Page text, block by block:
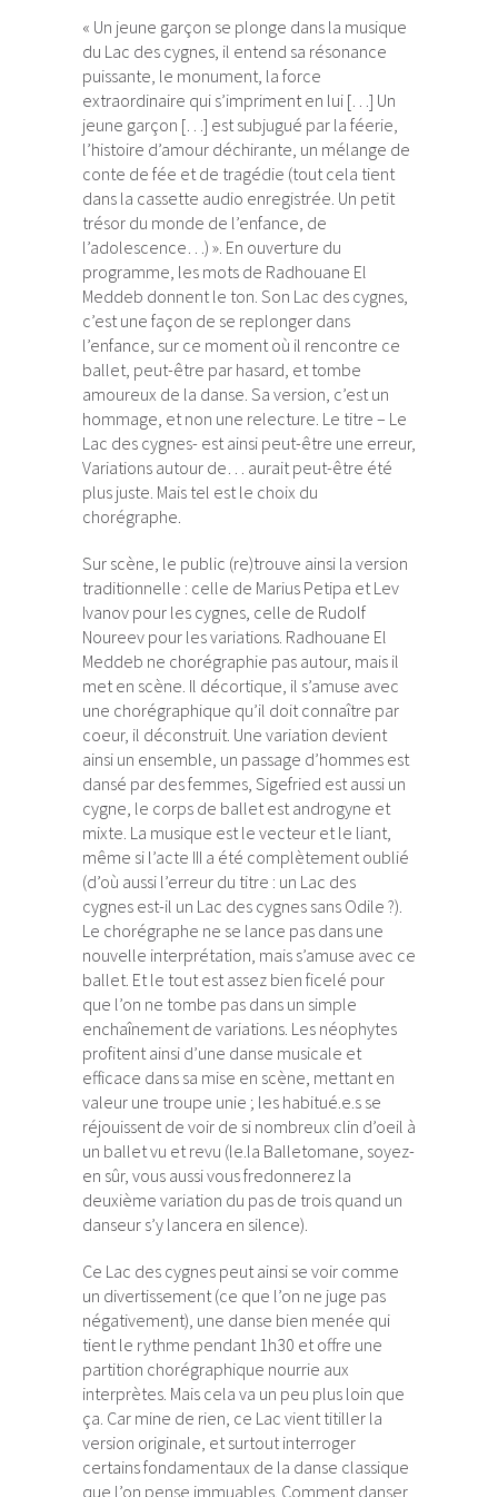
« Un jeune garçon se plonge dans la musique
du Lac des cygnes, il entend sa résonance
puissante, le monument, la force
extraordinaire qui s’impriment en lui […] Un
jeune garçon […] est subjugué par la féerie,
l’histoire d’amour déchirante, un mélange de
conte de fée et de tragédie (tout cela tient
dans la cassette audio enregistrée. Un petit
trésor du monde de l’enfance, de
l’adolescence…) ». En ouverture du
programme, les mots de Radhouane El
Meddeb donnent le ton. Son Lac des cygnes,
c’est une façon de se replonger dans
l’enfance, sur ce moment où il rencontre ce
ballet, peut-être par hasard, et tombe
amoureux de la danse. Sa version, c’est un
hommage, et non une relecture. Le titre – Le
Lac des cygnes- est ainsi peut-être une erreur,
Variations autour de… aurait peut-être été
plus juste. Mais tel est le choix du
chorégraphe.
Sur scène, le public (re)trouve ainsi la version
traditionnelle : celle de Marius Petipa et Lev
Ivanov pour les cygnes, celle de Rudolf
Noureev pour les variations. Radhouane El
Meddeb ne chorégraphie pas autour, mais il
met en scène. Il décortique, il s’amuse avec
une chorégraphique qu’il doit connaître par
coeur, il déconstruit. Une variation devient
ainsi un ensemble, un passage d’hommes est
dansé par des femmes, Sigefried est aussi un
cygne, le corps de ballet est androgyne et
mixte. La musique est le vecteur et le liant,
même si l’acte III a été complètement oublié
(d’où aussi l’erreur du titre : un Lac des
cygnes est-il un Lac des cygnes sans Odile ?).
Le chorégraphe ne se lance pas dans une
nouvelle interprétation, mais s’amuse avec ce
ballet. Et le tout est assez bien ficelé pour
que l’on ne tombe pas dans un simple
enchaînement de variations. Les néophytes
profitent ainsi d’une danse musicale et
efficace dans sa mise en scène, mettant en
valeur une troupe unie ; les habitué.e.s se
réjouissent de voir de si nombreux clin d’oeil à
un ballet vu et revu (le.la Balletomane, soyez-
en sûr, vous aussi vous fredonnerez la
deuxième variation du pas de trois quand un
danseur s’y lancera en silence).
Ce Lac des cygnes peut ainsi se voir comme
un divertissement (ce que l’on ne juge pas
négativement), une danse bien menée qui
tient le rythme pendant 1h30 et offre une
partition chorégraphique nourrie aux
interprètes. Mais cela va un peu plus loin que
ça. Car mine de rien, ce Lac vient titiller la
version originale, et surtout interroger
certains fondamentaux de la danse classique
que l’on pense immuables. Comment danser